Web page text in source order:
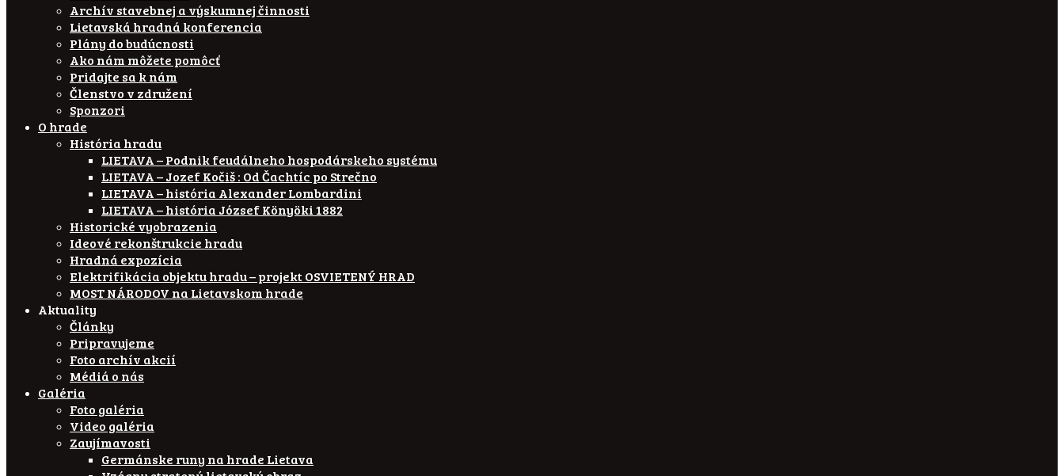
Archív stavebnej a výskumnej činnosti
Lietavská hradná konferencia
Plány do budúcnosti
Ako nám môžete pomôcť
Pridajte sa k nám
Členstvo v združení
Sponzori
O hrade
História hradu
LIETAVA – Podnik feudálneho hospodárskeho systému
LIETAVA – Jozef Kočiš : Od Čachtíc po Strečno
LIETAVA – história Alexander Lombardini
LIETAVA – história József Könyöki 1882
Historické vyobrazenia
Ideové rekonštrukcie hradu
Hradná expozícia
Elektrifikácia objektu hradu – projekt OSVIETENÝ HRAD
MOST NÁRODOV na Lietavskom hrade
Aktuality
Články
Pripravujeme
Foto archív akcií
Médiá o nás
Galéria
Foto galéria
Video galéria
Zaujímavosti
Germánske runy na hrade Lietava